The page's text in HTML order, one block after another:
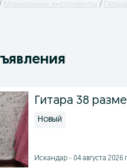
Музыкальные инструменты Гитары
Гитара 38
Новый
Искандар - 04 августа 2026